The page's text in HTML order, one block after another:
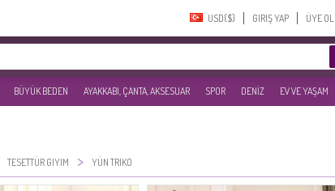
USD($)‎ GIRIŞ YAP ÜYE OL
BÜYÜK BEDEN AYAKKABI, ÇANTA, AKSESUAR SPOR DENİZ EV VE YAŞAM
TESETTÜR GIYIM > YÜN TRIKO